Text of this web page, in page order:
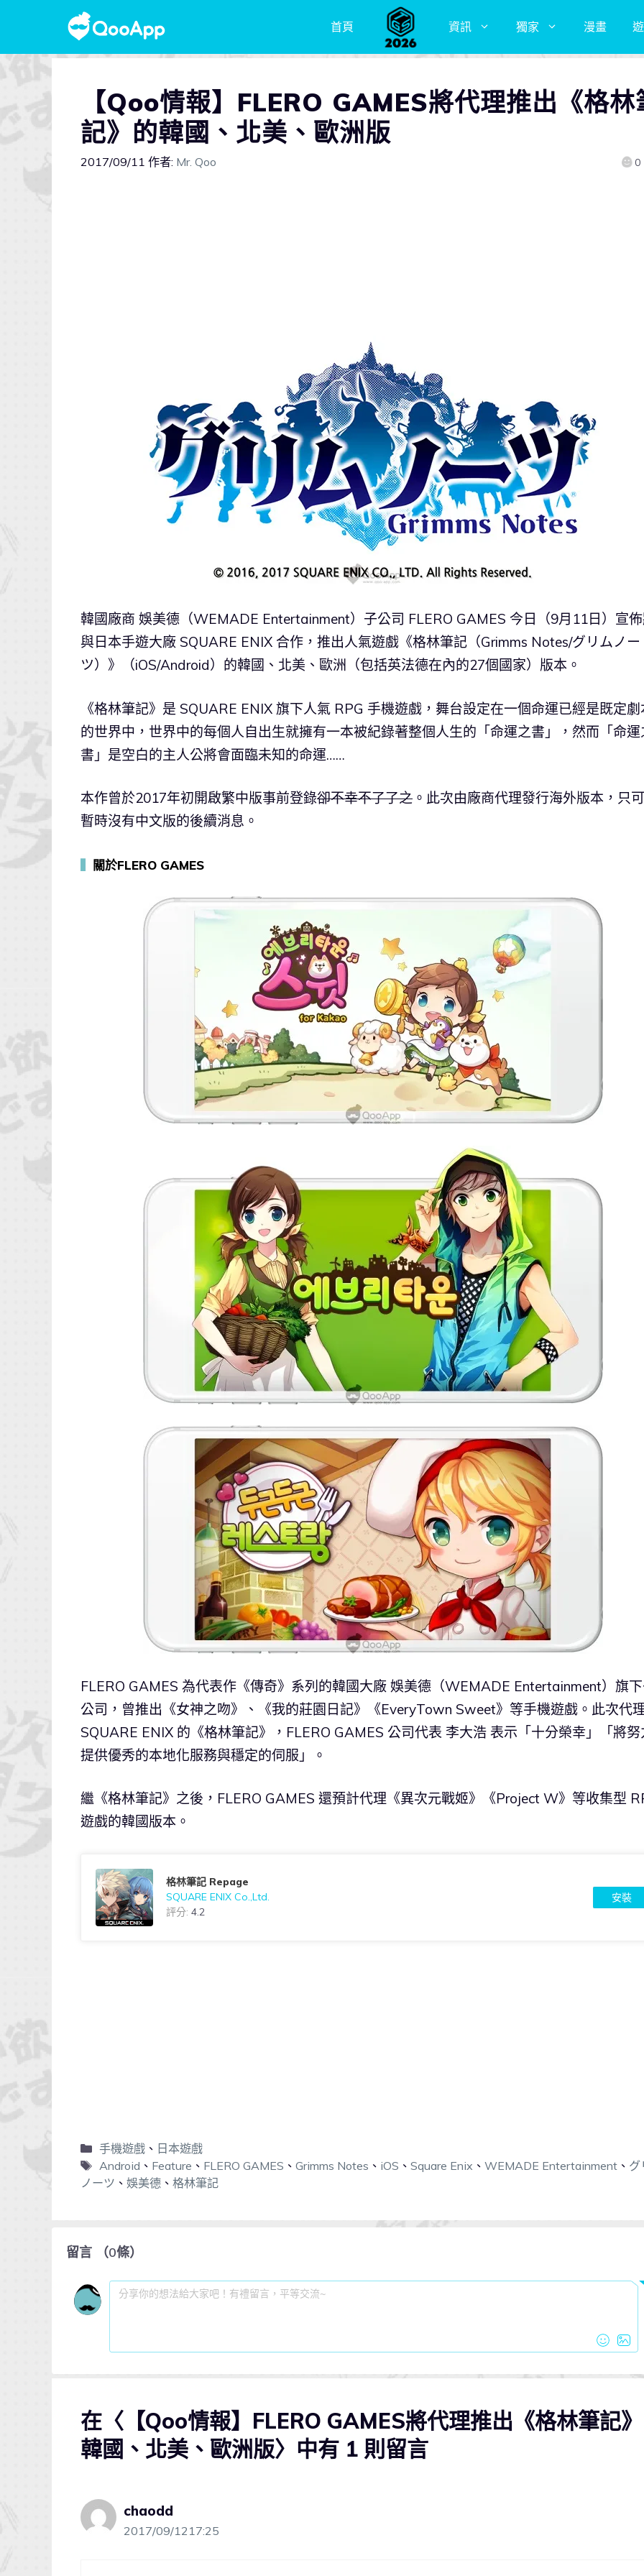
首頁 資訊 獨家 漫畫
【Qoo情報】FLERO GAMES將代理推出《格林
記》的韓國、北美、歐洲版
2017/09/11 作者: Mr. Qoo 0
韓國廠商 娛美德（WEMADE Entertainment）子公司 FLERO GAMES 今日（9月11日）宣
與日本手遊大廠 SQUARE ENIX 合作，推出人氣遊戲《格林筆記（Grimms Notes/グリムノー
ツ）》（iOS/Android）的韓國、北美、歐洲（包括英法德在內的27個國家）版本。
《格林筆記》是 SQUARE ENIX 旗下人氣 RPG 手機遊戲，舞台設定在一個命運已經是既定劇
的世界中，世界中的每個人自出生就擁有一本被紀錄著整個人生的「命運之書」，然而「命運
書」是空白的主人公將會面臨未知的命運……
本作曾於2017年初開啟繁中版事前登錄卻不幸不了了之 。此次由廠商代理發行海外版本，只
暫時沒有中文版的後續消息。
關於FLERO GAMES
FLERO GAMES 為代表作《傳奇》系列的韓國大廠 娛美德（WEMADE Entertainment）旗
公司，曾推出《女神之吻》、《我的莊園日記》《EveryTown Sweet》等手機遊戲。此次代
SQUARE ENIX 的《格林筆記》，FLERO GAMES 公司代表 李大浩 表示「十分榮幸」「將努
提供優秀的本地化服務與穩定的伺服」。
繼《格林筆記》之後，FLERO GAMES 還預計代理《異次元戰姬》《Project W》等收集型
遊戲的韓國版本。
格林筆記 Repage
SQUARE ENIX Co.,Ltd.
評分: 4.2
安裝
手機遊戲、 日本遊戲
Android 、 Feature 、 FLERO GAMES 、 Grimms Notes 、 iOS 、 Square Enix 、 WEMADE Entertainment、 グ
ノーツ 、 娛美德 、 格林筆記
留言 （0條）
在〈【Qoo情報】FLERO GAMES將代理推出《格林筆記
韓國、北美、歐洲版〉中有 1 則留言
chaodd
2017/09/1217:25